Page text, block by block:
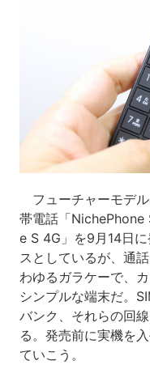
フューチャーモデ
帯電話「NichePhone
e S 4G」を9月14日
スとしているが、通
わゆるガラケーで、
シンプルな端末だ。
バンク、それらの回
る。発売前に実機を
ていこう。